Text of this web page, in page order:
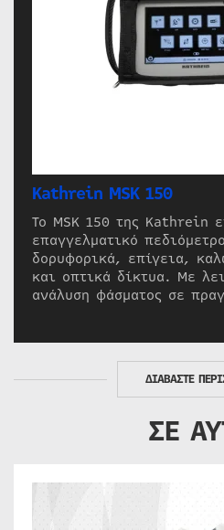
Kathrein MSK 150
Το MSK 150 της Kathrein
επαγγελματικό
δορυφορικά, επίγεια,
και οπτικά δίκτυα. Με
ανάλυση φάσματος σε
ΔΙΑΒΑΣΤΕ
ΣΕ